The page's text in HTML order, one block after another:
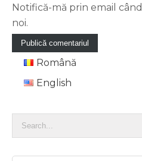
Notifică-mă prin email
noi.
Română
English